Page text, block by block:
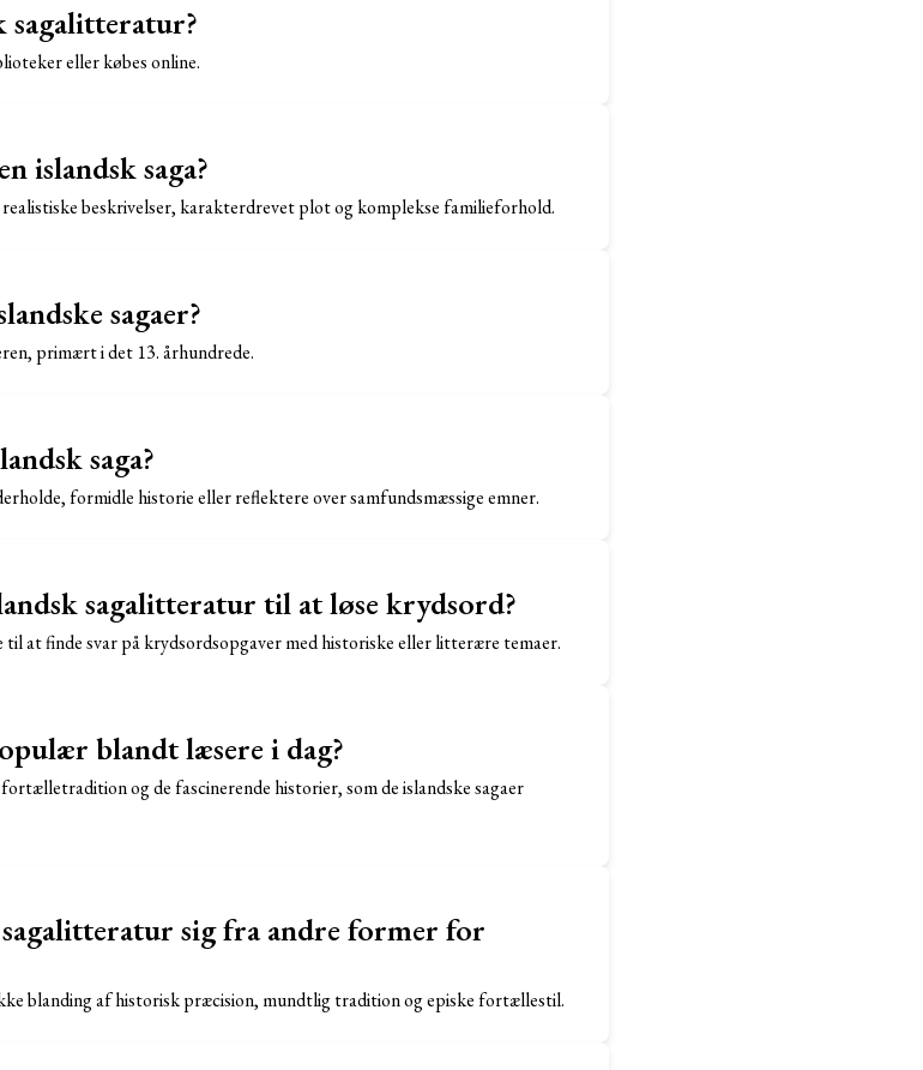
sagalitteratur?
eller købes online.
islandsk saga?
beskrivelser, karakterdrevet plot og komplekse familieforhold.
sagaer?
primært i det 13. århundrede.
saga?
formidle historie eller reflektere over samfundsmæssige emner.
sagalitteratur til at løse krydsord?
at finde svar på krydsordsopgaver med historiske eller litterære temaer.
blandt læsere i dag?
og de fascinerende historier, som de islandske sagaer
sig fra andre former for
blanding af historisk præcision, mundtlig tradition og episke fortællestil.